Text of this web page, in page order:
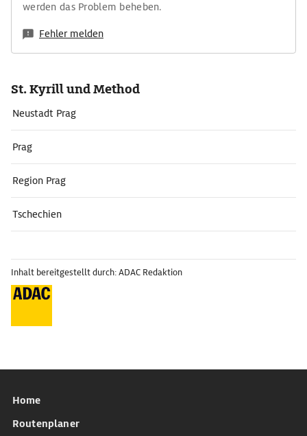
werden das Problem beheben.
Fehler melden
St. Kyrill und Method
Neustadt Prag
Prag
Region Prag
Tschechien
Inhalt bereitgestellt durch: ADAC Redaktion
Home
Routenplaner